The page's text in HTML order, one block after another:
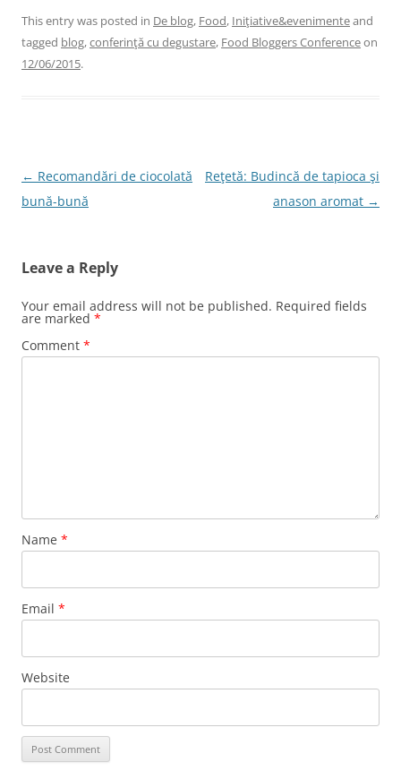
c
e
k
itt
er
k
e
er
e
ai
l
This entry was posted in De blog, Food, Iniţiative&evenimenteand
tagged blog,conferinţă cu degustare, Food Bloggers Conferenceon
12/06/2015.
Post
navigation
← Recomandări de ciocolată
bună-bună
Reţetă: Budincă de tapioca şi
anason aromat →
Leave a Reply
Your email address will not be published. Required fields
are marked *
Comment *
Name *
Email *
Website